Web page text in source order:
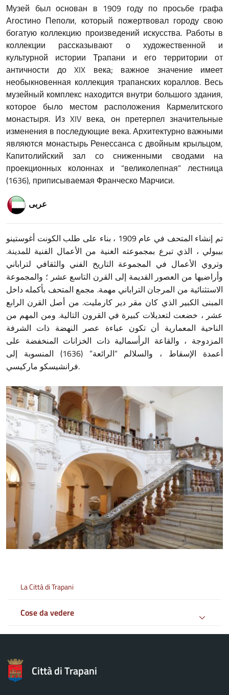
Музей был основан в 1909 году по просьбе графа
Агостино Пеполи, который пожертвовал городу свою
богатую коллекцию произведений искусства. Работы в
коллекции рассказывают о художественной и
культурной истории Трапани и его территории от
античности до XIX века; важное значение имеет
необыкновенная коллекция трапанских кораллов. Весь
музейный комплекс находится внутри большого здания,
которое было местом расположения Кармелитского
монастыря. Из XIV века, он претерпел значительные
изменения в последующие века. Архитектурно важными
являются монастырь Ренессанса с двойным крыльцом,
Капитолийский зал со сниженными сводами на
проекционных колоннах и “великолепная” лестница
(1636), приписываемая Франческо Марчиси.
عربى
تم إنشاء المتحف في عام1909 ، بناء على طلب الكونت أغوستينو
بيبولي ، الذي تبرع بمجموعته الغنية من الأعمال الفنية للمدينة.
وتروي الأعمال في المجموعة التاريخ الفني والثقافي لتراباني
وأراضيها من العصور القديمة إلى القرن التاسع عشر ؛ والمجموعة
الاستثنائية من المرجان التراباني مهمة. مجمع المتحف بأكمله داخل
المبنى الكبير الذي كان مقر دير كارمليت. من أصل القرن الرابع
عشر ، خضعت لتعديلات كبيرة في القرون التالية. ومن المهم من
الناحية المعمارية أن تكون عباءة عصر النهضة ذات الشرفة
المزدوجة ، والقاعة الرأسمالية ذات الخزانات المنخفضة على
أعمدة الإسقاط ، والسلالم “ الرائعة” (1636)
المنسوبة إلى
فرانشيسكو ماركيسي.
La Città di Trapani
Cose da vedere
Città di Trapani